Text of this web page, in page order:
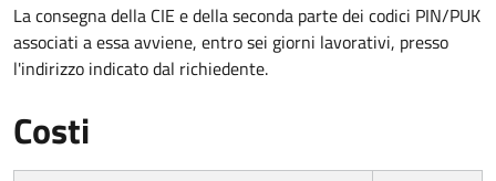
La consegna della CIE e della seconda parte dei codici PIN/PUK
associati a essa avviene, entro sei giorni lavorativi, presso
l'indirizzo indicato dal richiedente.
Costi